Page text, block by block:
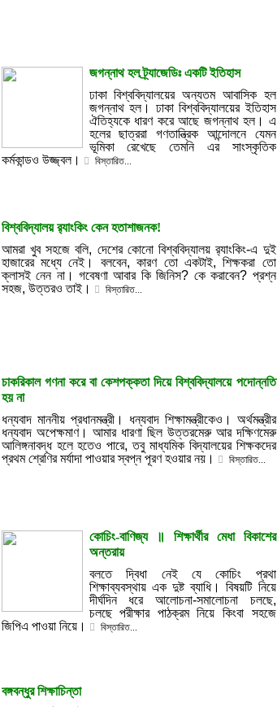
জগন্নাথ হল ট্র্যাজেডিঃ একটি ইতিহাস
ঢাকা বিশ্ববিদ্যালয়ের অন্যতম আবাসিক হল
জগন্নাথ হল। ঢাকা বিশ্ববিদ্যালয়ের ইতিহাস
ঐতিহ্যকে ধারণ করে আছে জগন্নাথ হল। এ
হলের ছাত্ররা গণতান্ত্রিক আন্দোলনে যেমন
ভূমিকা রেখেছে তেমনি এর সাংস্কৃতিক
কর্মকান্ডও উজ্জ্বল।
বিস্তারিত...
বিশ্ববিদ্যালয় র‌্যাংকিং কেন হতাশাজনক!
আমরা খুব সহজে বলি, দেশের কোনো বিশ্ববিদ্যালয় র‌্যাংকিং-এ দুই
হাজারের মধ্যে নেই। বলবেন, কারণ তো একটাই, শিক্ষকরা তো
ক্লাসই নেন না। গবেষণা আবার কি জিনিস? কে করাবেন? প্রশ্ন
সহজ, উত্তরও তাই।
বিস্তারিত...
চাকরিকাল গণনা করে বা কেশপক্কতা দিয়ে বিশ্ববিদ্যালয়ে পদোন্নতি
হয় না
ধন্যবাদ মাননীয় প্রধানমন্ত্রী। ধন্যবাদ শিক্ষামন্ত্রীকেও। অর্থমন্ত্রীর
ধন্যবাদ অপেক্ষমাণ। আমার ধারণা ছিল উত্তরমেরু আর দক্ষিণমেরু
আলিঙ্গনাবদ্ধ হলে হতেও পারে, তবু মাধ্যমিক বিদ্যালয়ের শিক্ষকদের
প্রথম শ্রেণির মর্যাদা পাওয়ার স্বপ্ন পূরণ হওয়ার নয়।
বিস্তারিত...
কোচিং-বাণিজ্য ॥ শিক্ষার্থীর মেধা বিকাশের
অন্তরায়
বলতে দ্বিধা নেই যে কোচিং প্রথা
শিক্ষাব্যবস্থায় এক দুষ্ট ব্যাধি। বিষয়টি নিয়ে
দীর্ঘদিন ধরে আলোচনা-সমালোচনা চলছে,
চলছে পরীক্ষার পাঠক্রম নিয়ে কিংবা সহজে
জিপিএ পাওয়া নিয়ে।
বিস্তারিত...
বঙ্গবন্ধুর শিক্ষাচিন্তা